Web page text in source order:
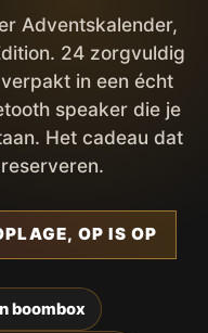
Adventskalender,
24 zorgvuldig
in een écht
speaker die je
Het cadeau dat
OP IS OP
boombox